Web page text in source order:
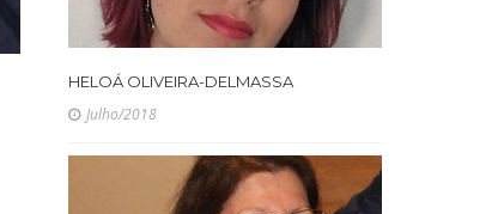
HELOÁ OLIVEIRA-DELMASSA
Julho/2018